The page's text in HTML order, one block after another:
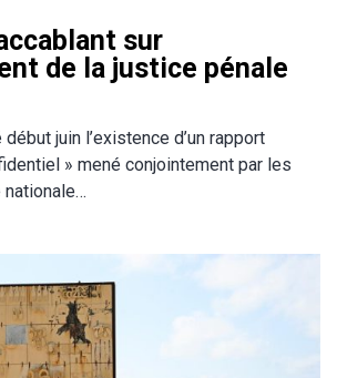
sur
de la justice pénale
juin l’existence d’un rapport
» mené conjointement par les